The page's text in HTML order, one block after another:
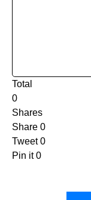
Total
0
Shares
Share 0
Tweet 0
Pin it 0